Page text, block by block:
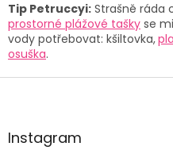
Tip Petruccyi: Strašně ráda
prostorné plážové tašky se
vody potřebovat: kšiltovka,
osuška.
Z
aInstagram